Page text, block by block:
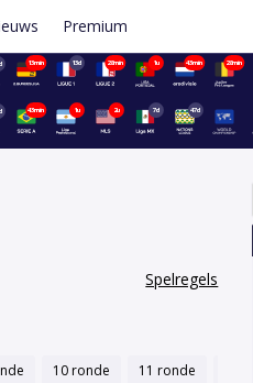
Premium
13min 13d 28min 1u 43min 28min
43min 1u 2u 7d 47d
Spelregels
10 ronde 11 ronde